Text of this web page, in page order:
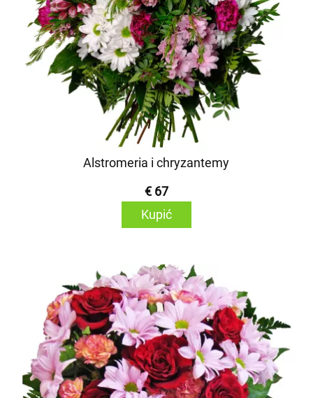
Alstromeria i chryzantemy
€ 67
Kupić